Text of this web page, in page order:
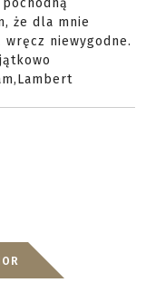
że dla mnie
niewygodne.